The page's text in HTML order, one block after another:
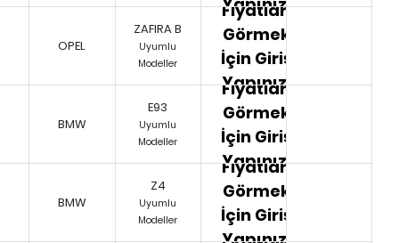
OPEL
ZAFIRA B
Uyumlu
Modeller
Fiyatları
Görmek
İçin Giriş
Yapınız.
BMW
E93
Uyumlu
Modeller
Fiyatları
Görmek
İçin Giriş
Yapınız.
BMW
Z4
Uyumlu
Modeller
Fiyatları
Görmek
İçin Giriş
Yapınız.